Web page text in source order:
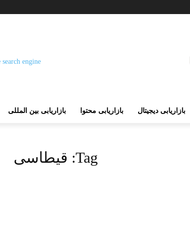
بازاریابی دیجیتال بازاریابی محتوا بازاریابی بین المللی
Tag: قیطاسی